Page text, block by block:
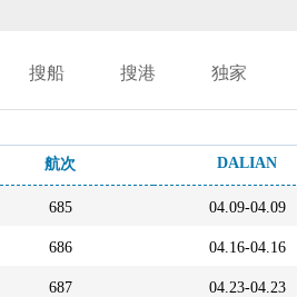
搜船 搜港 独家
航次 DALIAN
685 04.09-04.09
686 04.16-04.16
687 04.23-04.23